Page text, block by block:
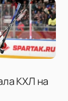
КХЛ на